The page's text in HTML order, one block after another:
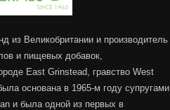
из Великобритании и производитель
и пищевых добавок,
East Grinstead, гравство West
основана в 1965-м году супругами
и была одной из первых в